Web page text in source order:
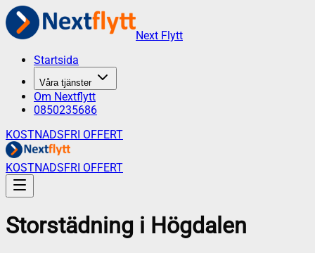
Next Flytt
Startsida
Våra tjänster
Om Nextflytt
0850235686
KOSTNADSFRI OFFERT
KOSTNADSFRI OFFERT
Storstädning i Högdalen